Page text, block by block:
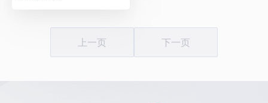
上一页 下一页